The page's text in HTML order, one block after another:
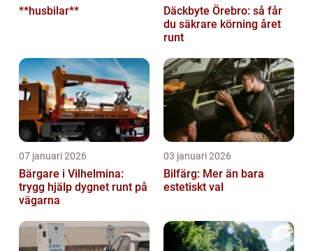
**husbilar**
Däckbyte Örebro: så får
du säkrare körning året
runt
07 januari 2026
Bärgare i Vilhelmina:
trygg hjälp dygnet runt på
vägarna
03 januari 2026
Bilfärg: Mer än bara
estetiskt val